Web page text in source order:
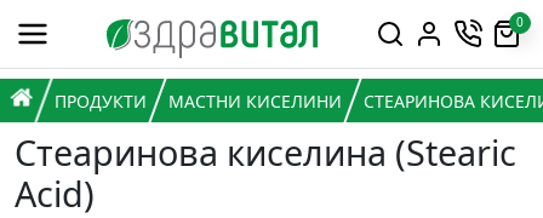
Премини към съдържанието
Горна навигация
0
Главна навигация
НАЧАЛО
ПРОДУКТИ МАСТНИ КИСЕЛИНИ СТЕАРИНОВА
Стеаринова киселина (Stearic
Acid)